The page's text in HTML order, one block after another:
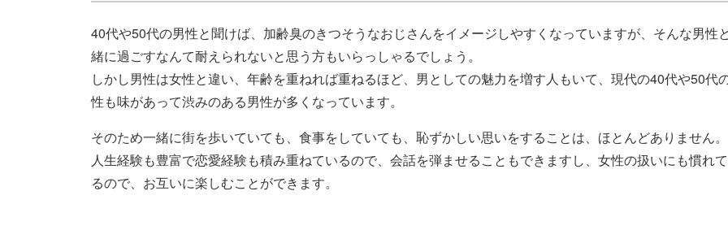
40代や50代の男性と聞けば、加齢臭のきつそうなおじさんをイメージしやすくなっていますが、そんな男性
緒に過ごすなんて耐えられないと思う方もいらっしゃるでしょう。
しかし男性は女性と違い、年齢を重ねれば重ねるほど、男としての魅力を増す人もいて、現代の40代や50代
性も味があって渋みのある男性が多くなっています。
そのため一緒に街を歩いていても、食事をしていても、恥ずかしい思いをすることは、ほとんどありません。
人生経験も豊富で恋愛経験も積み重ねているので、会話を弾ませることもできますし、女性の扱いにも慣れ
るので、お互いに楽しむことができます。